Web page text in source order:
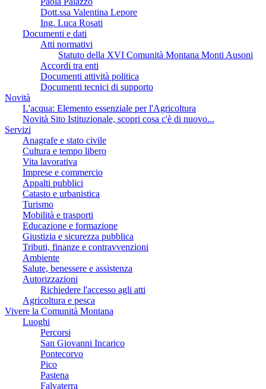
Dott.ssa Valentina Lepore
Ing. Luca Rosati
Documenti e dati
Atti normativi
Statuto della XVI Comunità Montana Monti Ausoni
Accordi tra enti
Documenti attività politica
Documenti tecnici di supporto
Novità
L'acqua: Elemento essenziale per l'Agricoltura
Novità Sito Istituzionale, scopri cosa c'è di nuovo...
Servizi
Anagrafe e stato civile
Cultura e tempo libero
Vita lavorativa
Imprese e commercio
Appalti pubblici
Catasto e urbanistica
Turismo
Mobilità e trasporti
Educazione e formazione
Giustizia e sicurezza pubblica
Tributi, finanze e contravvenzioni
Ambiente
Salute, benessere e assistenza
Autorizzazioni
Richiedere l'accesso agli atti
Agricoltura e pesca
Vivere la Comunità Montana
Luoghi
Percorsi
San Giovanni Incarico
Pontecorvo
Pico
Pastena
Falvaterra